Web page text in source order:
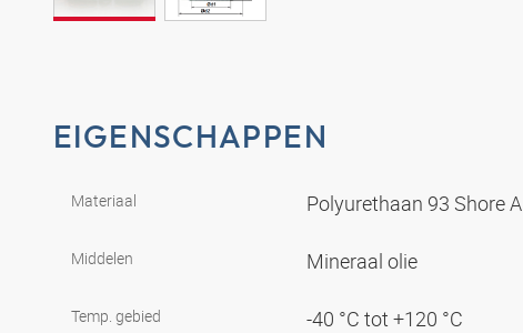
EIGENSCHAPPEN
Materiaal Polyurethaan 93 Shore A
Middelen Mineraal olie
Temp. gebied -40 °C tot +120 °C